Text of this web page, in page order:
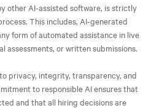
other AI-assisted software, is strictly
This includes, AI-generated
form of automated assistance in live
assessments, or written submissions.
privacy, integrity, transparency, and
to responsible AI ensures that
and that all hiring decisions are